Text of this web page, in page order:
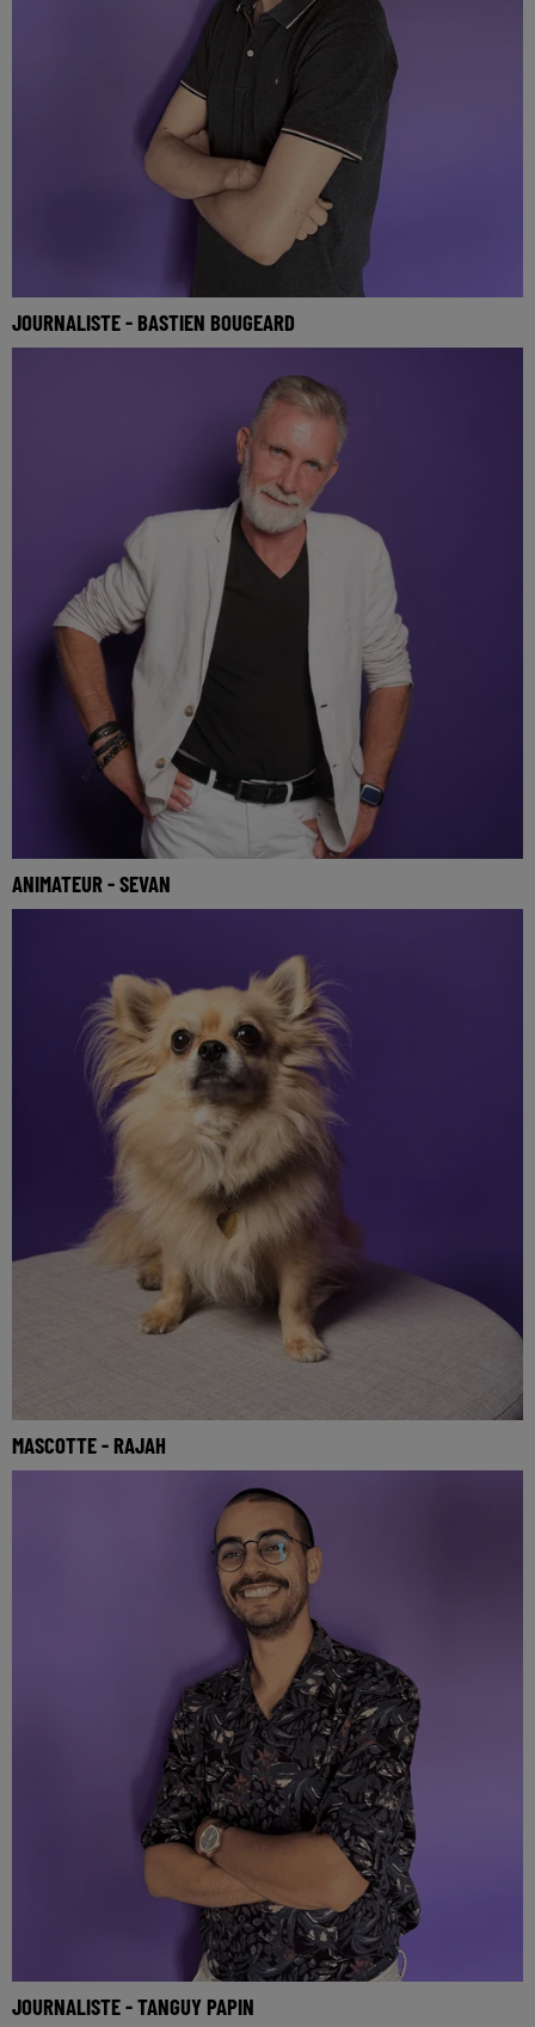
JOURNALISTE - BASTIEN BOUGEARD
ANIMATEUR - SEVAN
MASCOTTE - RAJAH
JOURNALISTE - TANGUY PAPIN